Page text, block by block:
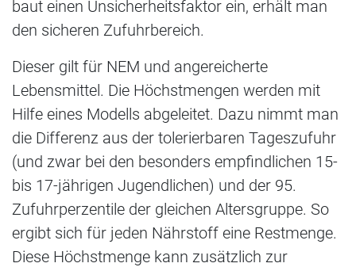
baut einen Unsicherheitsfaktor ein, erhält man
den sicheren Zufuhrbereich.
Dieser gilt für NEM und angereicherte
Lebensmittel. Die Höchstmengen werden mit
Hilfe eines Modells abgeleitet. Dazu nimmt man
die Differenz aus der tolerierbaren Tageszufuhr
(und zwar bei den besonders empfindlichen 15-
bis 17-jährigen Jugendlichen) und der 95.
Zufuhrperzentile der gleichen Altersgruppe. So
ergibt sich für jeden Nährstoff eine Restmenge.
Diese Höchstmenge kann zusätzlich zur